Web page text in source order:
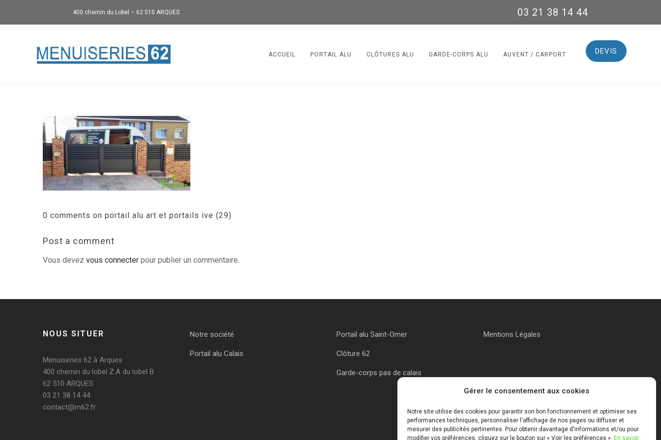
Gérer le consentement aux cookies
Notre site utilise des cookies pour garantir son bon fonctionnement et optimiser ses
performances techniques, personnaliser l'affichage de nos pages ou diffuser et
mesurer des publicités pertinentes. Pour obtenir davantage d'informations et/ou pour
modifier vos préférences, cliquez sur le bouton sur « Voir les préférences ». En savoir
400 chemin du Lobel – 62 510 ARQUES 03 21 38 14 44
DEVIS
ACCUEIL PORTAIL ALU CLÔTURES ALU GARDE-CORPS ALU AUVENT / CARPORT
0 comments on portail alu art et portails ive (29)
Post a comment
Vous devezvous connecter pour publier un commentaire.
NOUS SITUER
Menuiseries 62 à Arques
400 chemin du lobel Z.A du lobel B
62 510 ARQUES
03 21 38 14 44
contact@m62.fr
Notre société
Portail alu Calais
Portail alu Saint-Omer
Clôture 62
Garde-corps pas de calais
Mentions Légales